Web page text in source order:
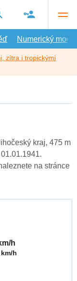
Numerický model
zítra i tropickými
kraj, 475 m
na stránce
h
h